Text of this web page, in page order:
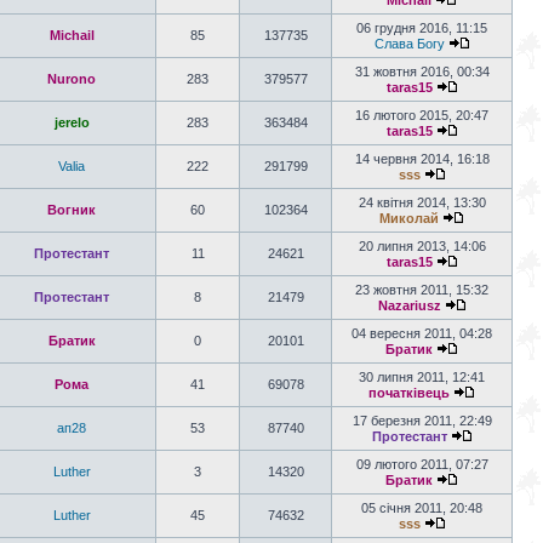
Michail 85 137735
06 грудня 2016, 11:15
Слава Богу
Nurono 283 379577
31 жовтня 2016, 00:34
taras15
jerelo 283 363484
16 лютого 2015, 20:47
taras15
Valia 222 291799
14 червня 2014, 16:18
sss
Вогник 60 102364
24 квітня 2014, 13:30
Миколай
Протестант 11 24621
20 липня 2013, 14:06
taras15
Протестант 8 21479
23 жовтня 2011, 15:32
Nazariusz
Братик 0 20101
04 вересня 2011, 04:28
Братик
Рома 41 69078
30 липня 2011, 12:41
початківець
ап28 53 87740
17 березня 2011, 22:49
Протестант
Luther 3 14320
09 лютого 2011, 07:27
Братик
Luther 45 74632
05 січня 2011, 20:48
sss